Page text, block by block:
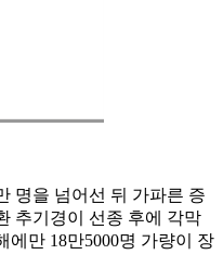
명을 넘어선 뒤 가파른 증
추기경이 선종 후에 각막
에만 18만5000명 가량이 장